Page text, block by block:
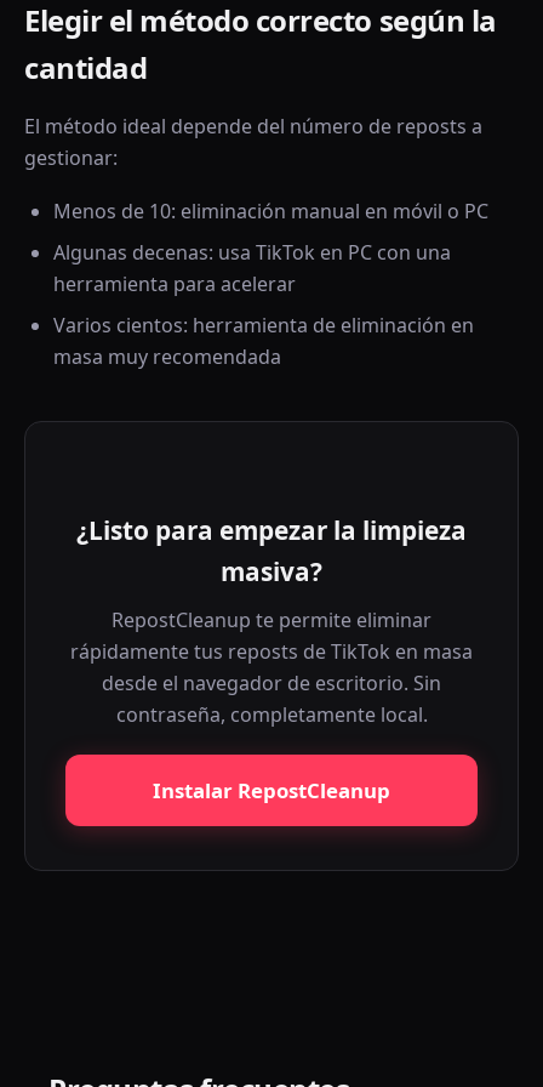
Elegir el método correcto según la
cantidad
El método ideal depende del número de reposts a
gestionar:
Menos de 10: eliminación manual en móvil o PC
Algunas decenas: usa TikTok en PC con una
herramienta para acelerar
Varios cientos: herramienta de eliminación en
masa muy recomendada
¿Listo para empezar la limpieza
masiva?
RepostCleanup te permite eliminar
rápidamente tus reposts de TikTok en masa
desde el navegador de escritorio. Sin
contraseña, completamente local.
Instalar RepostCleanup